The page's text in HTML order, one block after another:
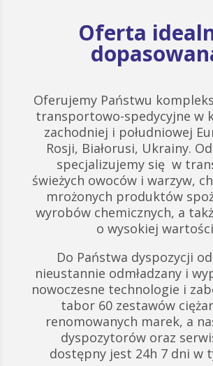
Oferta
Oferujemy Państwu
transportowo-spedycyjne w
zachodniej i południowej
Rosji, Białorusi, Ukrainy.
specjalizujemy się w
świeżych owoców i warzyw,
mrożonych produktów
wyrobów chemicznych, a
o wysokiej
Do Państwa dyspozycji
nieustannie odmładzany i
nowoczesne technologie i
tabor 60 zestawów
renomowanych marek, a
dyspozytorów oraz
dostępny jest 24h 7 dni w